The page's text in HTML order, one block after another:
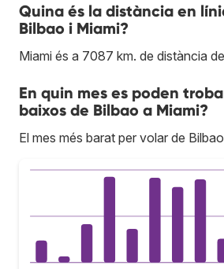
Quina és la distància en
Bilbao i Miami?
Miami és a 7087 km. de distància
En quin mes es poden
baixos de Bilbao a Miami?
El mes més barat per volar de